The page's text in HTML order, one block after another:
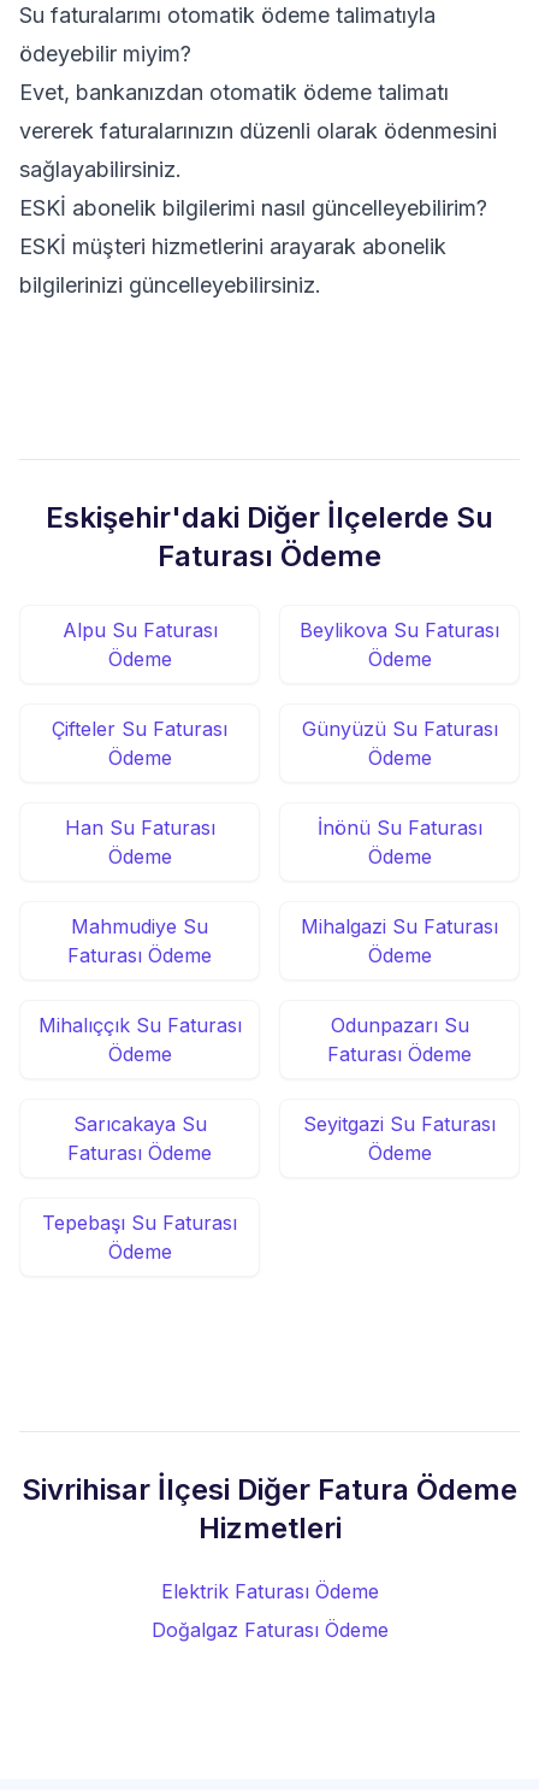
Su faturalarımı otomatik ödeme talimatıyla
ödeyebilir miyim?
Evet, bankanızdan otomatik ödeme talimatı
vererek faturalarınızın düzenli olarak ödenmesini
sağlayabilirsiniz.
ESKİ abonelik bilgilerimi nasıl güncelleyebilirim?
ESKİ müşteri hizmetlerini arayarak abonelik
bilgilerinizi güncelleyebilirsiniz.
Eskişehir'daki Diğer İlçelerde Su
Faturası Ödeme
Alpu Su Faturası
Ödeme
Beylikova Su Faturası
Ödeme
Çifteler Su Faturası
Ödeme
Günyüzü Su Faturası
Ödeme
Han Su Faturası
Ödeme
İnönü Su Faturası
Ödeme
Mahmudiye Su
Faturası Ödeme
Mihalgazi Su Faturası
Ödeme
Mihalıççık Su Faturası
Ödeme
Odunpazarı Su
Faturası Ödeme
Sarıcakaya Su
Faturası Ödeme
Seyitgazi Su Faturası
Ödeme
Tepebaşı Su Faturası
Ödeme
Sivrihisar İlçesi Diğer Fatura Ödeme
Hizmetleri
Elektrik Faturası Ödeme
Doğalgaz Faturası Ödeme